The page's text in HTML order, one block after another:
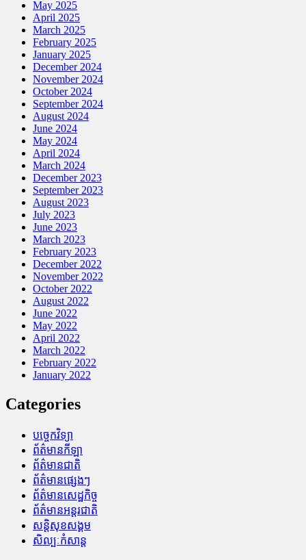
May 2025
April 2025
March 2025
February 2025
January 2025
December 2024
November 2024
October 2024
September 2024
August 2024
June 2024
May 2024
April 2024
March 2024
December 2023
September 2023
August 2023
July 2023
June 2023
March 2023
February 2023
December 2022
November 2022
October 2022
August 2022
June 2022
May 2022
April 2022
March 2022
February 2022
January 2022
Categories
បច្ចេកវិទ្យា
ព័ត៌មានកីឡា
ព័ត៌មានជាតិ
ព័ត៌មានផ្សេងៗ
ព័ត៌មានសេដ្ឋកិច្ច
ព័ត៌មានអន្តរជាតិ
សន្តិសុខសង្គម
សិល្បៈកំសាន្ត